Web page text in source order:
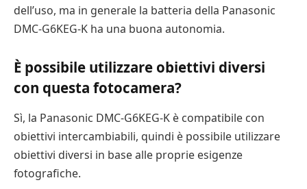
dell’uso, ma in generale la batteria della Panasonic
DMC-G6KEG-K ha una buona autonomia.
È possibile utilizzare obiettivi diversi
con questa fotocamera?
Sì, la Panasonic DMC-G6KEG-K è compatibile con
obiettivi intercambiabili, quindi è possibile utilizzare
obiettivi diversi in base alle proprie esigenze
fotografiche.